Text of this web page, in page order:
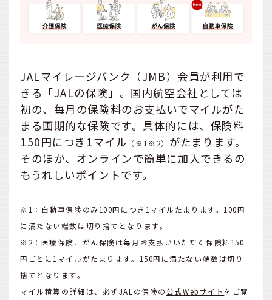
JALマイレージバンク（JMB）会員が利用で
きる「JALの保険」。国内航空会社としては
初の、毎月の保険料のお支払いでマイルがた
まる画期的な保険です。具体的には、保険料
150円につき1マイル （※1※2） がたまります。
そのほか、オンラインで簡単に加入できるの
もうれしいポイントです。
※1：自動車保険のみ100円につき1マイルたまります。100円
に満たない端数は切り捨てとなります。
※2：医療保険、がん保険は毎月お支払いいただく保険料150
円ごとに1マイルがたまります。150円に満たない端数は切り
捨てとなります。
マイル積算の詳細は、必ずJALの保険の公式Webサイト をご覧